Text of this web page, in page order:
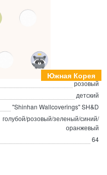
Южная Корея
розовый
детский
"Shinhan Wallcoverings" SH&D
голубой/розовый/зеленый/синий/
оранжевый
64